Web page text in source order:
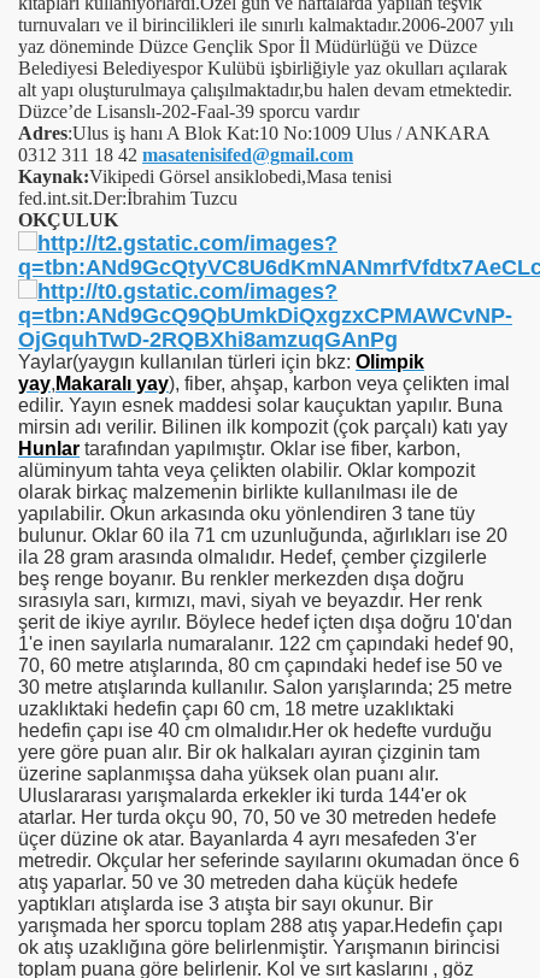
turnuvaları ve il birincilikleri ile sınırlı kalmaktadır.2006-2007 yılı
yaz döneminde Düzce Gençlik Spor İl Müdürlüğü ve Düzce
Belediyesi Belediyespor Kulübü işbirliğiyle yaz okulları açılarak
alt yapı oluşturulmaya çalışılmaktadır,bu halen devam etmektedir.
Düzce’de Lisanslı-202-Faal-39 sporcu vardır
Adres:Ulus iş hanı A Blok Kat:10 No:1009 Ulus / ANKARA
0312 311 18 42 masatenisifed@gmail.com
Kaynak:Vikipedi Görsel ansiklobedi,Masa tenisi
fed.int.sit.Der:İbrahim Tuzcu
OKÇULUK
Yaylar(yaygın kullanılan türleri için bkz: Olimpik
yay, Makaralı yay), fiber, ahşap, karbon veya çelikten imal
edilir. Yayın esnek maddesi solar kauçuktan yapılır. Buna
mirsin adı verilir. Bilinen ilk kompozit (çok parçalı) katı yay
Hunlar tarafından yapılmıştır. Oklar ise fiber, karbon,
alüminyum tahta veya çelikten olabilir. Oklar kompozit
olarak birkaç malzemenin birlikte kullanılması ile de
yapılabilir. Okun arkasında oku yönlendiren 3 tane tüy
bulunur. Oklar 60 ila 71 cm uzunluğunda, ağırlıkları ise 20
ila 28 gram arasında olmalıdır. Hedef, çember çizgilerle
beş renge boyanır. Bu renkler merkezden dışa doğru
sırasıyla sarı, kırmızı, mavi, siyah ve beyazdır. Her renk
şerit de ikiye ayrılır. Böylece hedef içten dışa doğru 10'dan
1'e inen sayılarla numaralanır. 122 cm çapındaki hedef 90,
70, 60 metre atışlarında, 80 cm çapındaki hedef ise 50 ve
30 metre atışlarında kullanılır. Salon yarışlarında; 25 metre
uzaklıktaki hedefin çapı 60 cm, 18 metre uzaklıktaki
hedefin çapı ise 40 cm olmalıdır.Her ok hedefte vurduğu
yere göre puan alır. Bir ok halkaları ayıran çizginin tam
üzerine saplanmışsa daha yüksek olan puanı alır.
Uluslararası yarışmalarda erkekler iki turda 144'er ok
atarlar. Her turda okçu 90, 70, 50 ve 30 metreden hedefe
üçer düzine ok atar. Bayanlarda 4 ayrı mesafeden 3'er
metredir. Okçular her seferinde sayılarını okumadan önce 6
atış yaparlar. 50 ve 30 metreden daha küçük hedefe
yaptıkları atışlarda ise 3 atışta bir sayı okunur. Bir
yarışmada her sporcu toplam 288 atış yapar.Hedefin çapı
ok atış uzaklığına göre belirlenmiştir. Yarışmanın birincisi
toplam puana göre belirlenir. Kol ve sırt kaslarını , göz